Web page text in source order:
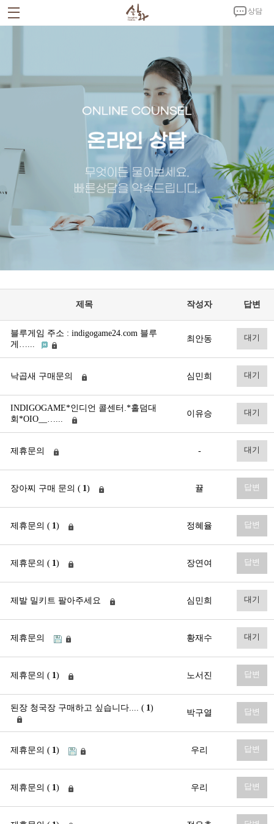
상담
승화푸드C.K
노키친
공지사항
뉴스
홍보영상
갤러리
고객센터
온라인 상담
제휴문의
오시는 길
회사소개서 다운로드
제목 작성자 답변
블루게임 주소 : indigogame24.com 블루
게…...
최안동 대기
낙곱새 구매문의 심민희 대기
INDIGOGAME*인디언 콜센터.*홀덤대
회*OIO__…...
이유승 대기
제휴문의 - 대기
장아찌 구매 문의 ( 1) 뀰 답변
제휴문의 ( 1) 정혜율 답변
제휴문의 ( 1) 장연여 답변
제발 밀키트 팔아주세요 심민희 대기
제휴문의 황재수 대기
제휴문의 ( 1) 노서진 답변
된장 청국장 구매하고 싶습니다.... ( 1)
박구열 답변
제휴문의 ( 1) 우리 답변
제휴문의 ( 1) 우리 답변